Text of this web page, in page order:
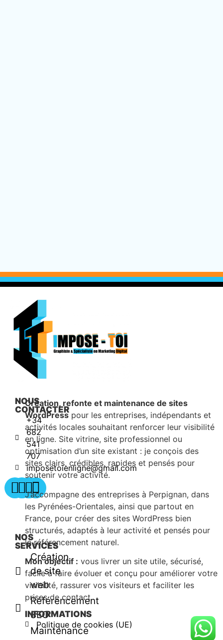
NOUS
CONTACTER
+34
682
541
707
imposetoienligne@gmail.com
NOS
SERVICES
Création
de site
web
Référencement
SEO
Maintenance
Création, refonte et maintenance de sites
WordPresspour les entreprises, indépendants et
activités locales souhaitant renforcer leur visibilité
en ligne. Site vitrine, site professionnel ou
optimisation d’un site existant : je conçois des
sites clairs, crédibles, rapides et pensés pour
soutenir votre activité.
J’accompagne des entreprises à Perpignan, dans
les Pyrénées-Orientales, ainsi que partout en
France, pour créer des sites WordPress bien
structurés, adaptés à leur activité et pensés pour
le référencement naturel.
Mon objectif : vous livrer un site utile, sécurisé,
facile à faire évoluer et conçu pour améliorer votre
visibilité, rassurer vos visiteurs et faciliter les
prises de contact.
INFORMATIONS
Politique de cookies (UE)